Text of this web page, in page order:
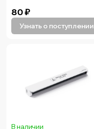
80₽
Узнать о поступлении
В наличии